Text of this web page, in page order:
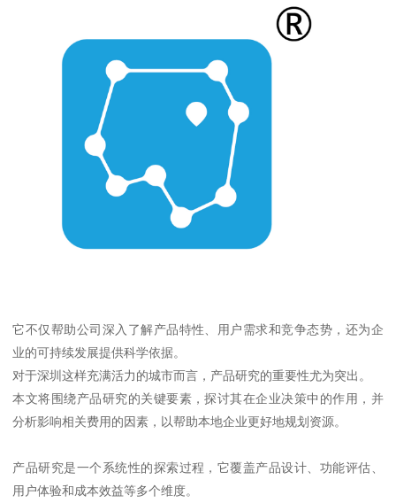
它不仅帮助公司深入了解产品特性、用户需求和竞争态势，还为企
业的可持续发展提供科学依据。
对于深圳这样充满活力的城市而言，产品研究的重要性尤为突出。
本文将围绕产品研究的关键要素，探讨其在企业决策中的作用，并
分析影响相关费用的因素，以帮助本地企业更好地规划资源。
产品研究是一个系统性的探索过程，它覆盖产品设计、功能评估、
用户体验和成本效益等多个维度。